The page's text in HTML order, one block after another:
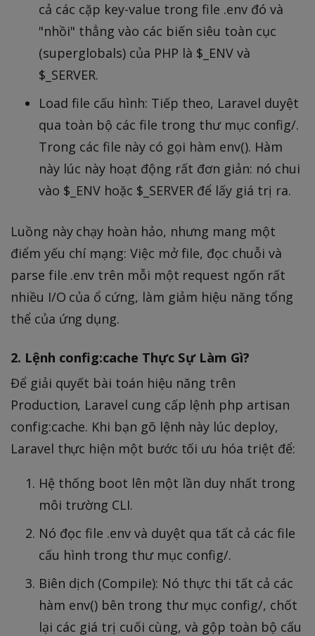
cả các cặp key-value trong file .env đó và
"nhồi" thẳng vào các biến siêu toàn cục
(superglobals) của PHP là $_ENV và
$_SERVER.
Load file cấu hình: Tiếp theo, Laravel duyệt
qua toàn bộ các file trong thư mục config/.
Trong các file này có gọi hàm env(). Hàm
này lúc này hoạt động rất đơn giản: nó chui
vào $_ENV hoặc $_SERVER để lấy giá trị ra.
Luồng này chạy hoàn hảo, nhưng mang một
điểm yếu chí mạng: Việc mở file, đọc chuỗi và
parse file .env trên mỗi một request ngốn rất
nhiều I/O của ổ cứng, làm giảm hiệu năng tổng
thể của ứng dụng.
2. Lệnh config:cache Thực Sự Làm Gì?
Để giải quyết bài toán hiệu năng trên
Production, Laravel cung cấp lệnh php artisan
config:cache. Khi bạn gõ lệnh này lúc deploy,
Laravel thực hiện một bước tối ưu hóa triệt để:
Hệ thống boot lên một lần duy nhất trong
môi trường CLI.
Nó đọc file .env và duyệt qua tất cả các file
cấu hình trong thư mục config/.
Biên dịch (Compile): Nó thực thi tất cả các
hàm env() bên trong thư mục config/, chốt
lại các giá trị cuối cùng, và gộp toàn bộ cấu